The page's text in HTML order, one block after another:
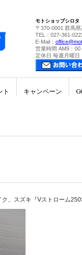
モトショップシロタ
〒370-0001 群馬
TEL：027-361-
E-Mail：
営業時間 AM9：00
定休日 毎週月曜日
ト キャンペーン
、スズキ『Vストローム